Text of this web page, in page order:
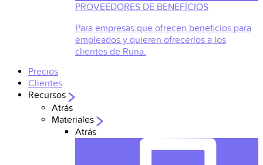
PROVEEDORES DE BENEFÍCIOS
Para empresas que ofrecen beneficios para
empleados y quieren ofrecerlos a los
clientes de Runa.
Precios
Clientes
Recursos
Atrás
Materiales
Atrás